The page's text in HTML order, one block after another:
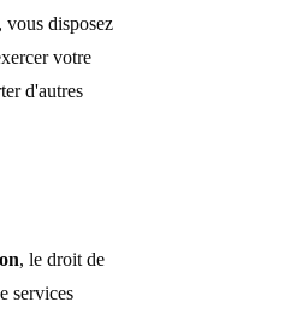
, vous disposez
votre
d'autres
, le droit de
services